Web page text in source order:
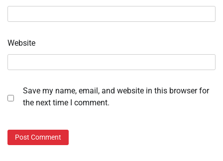
Website
Save my name, email, and website in this browser for
the next time I comment.